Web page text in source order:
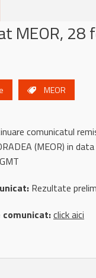
MEOR, 28
MEOR
comunicatul
(MEOR) in
Rezultate
comunicat:click aici